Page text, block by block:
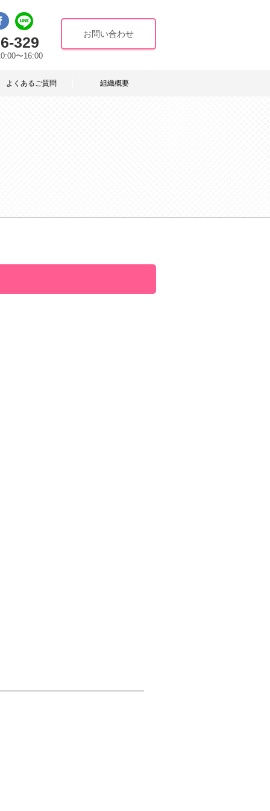
329
〜16:00
お問い合わせ
よくあるご質問 組織概要